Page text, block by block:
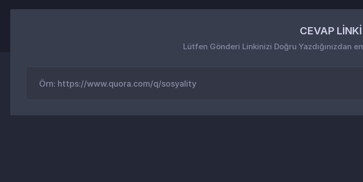
CEVAP
Lütfen Gönderi Linkinizi Doğru Yazdığınızdan